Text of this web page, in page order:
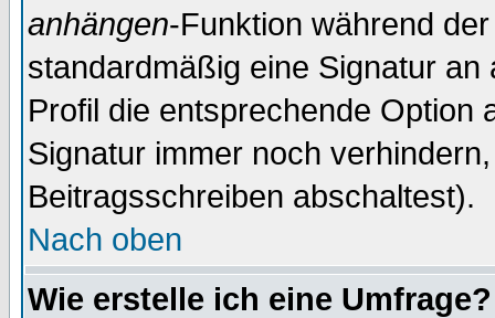
anhängen-Funktion während
standardmäßig eine Signatur
Profil die entsprechende Option
Signatur immer noch
Beitragsschreiben abschaltest).
Nach oben
Wie erstelle ich eine Umfrage?